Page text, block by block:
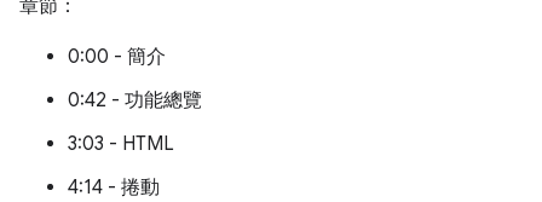
章節：
0:00 - 簡介
0:42 - 功能總覽
3:03 - HTML
4:14 - 捲動